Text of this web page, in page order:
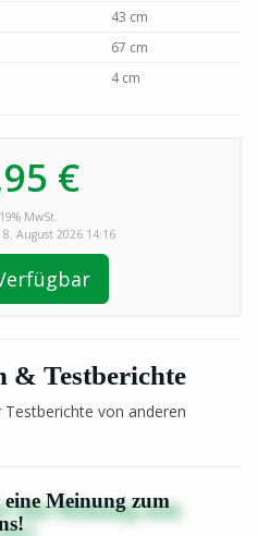
43 cm
67 cm
4 cm
€
MwSt.
August 2026 14:16
& Testberichte
von anderen
Meinung zum